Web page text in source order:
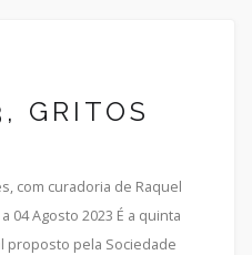
GRITOS
com curadoria de Raquel
04 Agosto 2023 É a quinta
proposto pela Sociedade